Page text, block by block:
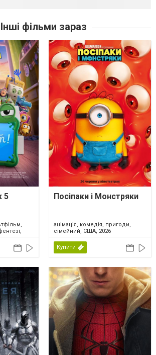
Інші фільми зараз
5 Посіпаки і Монстряки
анімація, комедія, пригоди,
сімейний, США, 2026
Купити